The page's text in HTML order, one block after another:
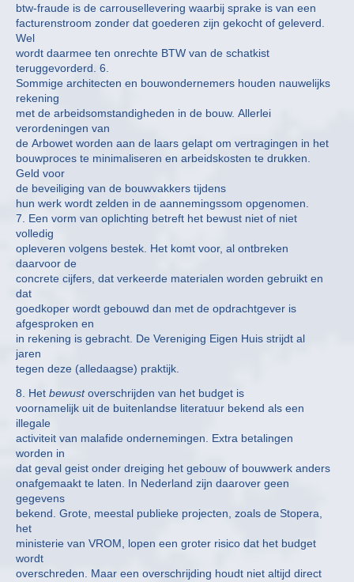
btw-fraude is de carrousellevering waarbij sprake is van een
facturenstroom zonder dat goederen zijn gekocht of geleverd.
Wel
wordt daarmee ten onrechte BTW van de schatkist
teruggevorderd. 6.
Sommige architecten en bouwondernemers houden nauwelijks
rekening
met de arbeidsomstandigheden in de bouw. Allerlei
verordeningen van
de Arbowet worden aan de laars gelapt om vertragingen in het
bouwproces te minimaliseren en arbeidskosten te drukken.
Geld voor
de beveiliging van de bouwvakkers tijdens
hun werk wordt zelden in de aannemingssom opgenomen.
7. Een vorm van oplichting betreft het bewust niet of niet
volledig
opleveren volgens bestek. Het komt voor, al ontbreken
daarvoor de
concrete cijfers, dat verkeerde materialen worden gebruikt en
dat
goedkoper wordt gebouwd dan met de opdrachtgever is
afgesproken en
in rekening is gebracht. De Vereniging Eigen Huis strijdt al
jaren
tegen deze (alledaagse) praktijk.
8. Het bewustoverschrijden van het budget is
voornamelijk uit de buitenlandse literatuur bekend als een
illegale
activiteit van malafide ondernemingen. Extra betalingen
worden in
dat geval geist onder dreiging het gebouw of bouwwerk anders
onafgemaakt te laten. In Nederland zijn daarover geen
gegevens
bekend. Grote, meestal publieke projecten, zoals de Stopera,
het
ministerie van VROM, lopen een groter risico dat het budget
wordt
overschreden. Maar een overschrijding houdt niet altijd direct